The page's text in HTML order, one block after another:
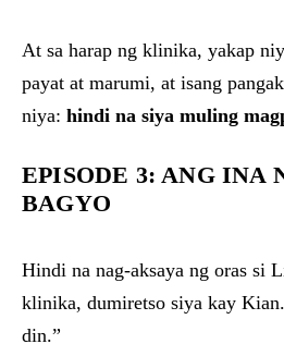
At sa harap ng klinika, yakap
payat at marumi, at isang
niya: hindi na siya muling
EPISODE 3: ANG INA
BAGYO
Hindi na nag-aksaya ng oras si
klinika, dumiretso siya kay
din.”